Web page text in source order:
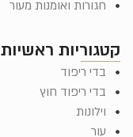
קטגוריות ראשיות
בדי ריפוד
בדי ריפוד חוץ
וילונות
עור
חגורות ואומנות מעור